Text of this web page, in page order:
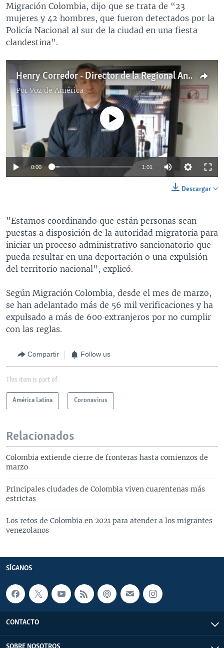
Migración Colombia, dijo que se trata de “23
mujeres y 42 hombres, que fueron detectados por la
Policía Nacional al sur de la ciudad en una fiesta
clandestina".
Henry Corredor - Director de la Regional Andina de Migración Colombia
Por Voz de América
No media source currently available
0:00 1:01
Descargar
"Estamos coordinando que están personas sean
puestas a disposición de la autoridad migratoria para
iniciar un proceso administrativo sancionatorio que
pueda resultar en una deportación o una expulsión
del territorio nacional”, explicó.
Según Migración Colombia, desde el mes de marzo,
se han adelantado más de 56 mil verificaciones y ha
expulsado a más de 600 extranjeros por no cumplir
con las reglas.
Compartir Follow us
This item is part of
América Latina Coronavirus
Relacionados
Colombia extiende cierre de fronteras hasta comienzos de
marzo
Principales ciudades de Colombia viven cuarentenas más
estrictas
Los retos de Colombia en 2021 para atender a los migrantes
venezolanos
SÍGANOS
CONTACTO